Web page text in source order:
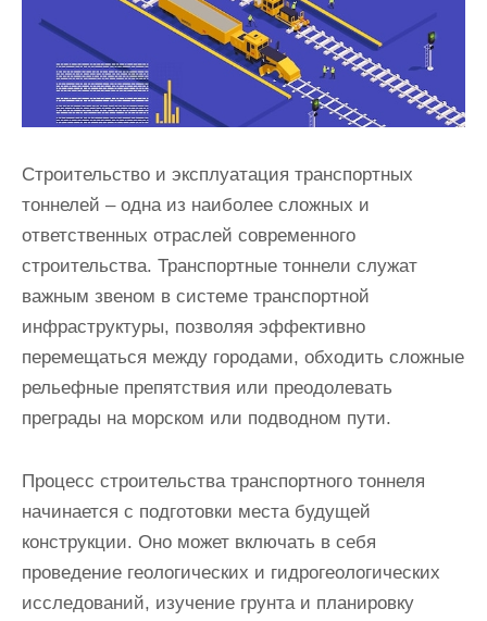
Строительство и эксплуатация транспортных
тоннелей – одна из наиболее сложных и
ответственных отраслей современного
строительства. Транспортные тоннели служат
важным звеном в системе транспортной
инфраструктуры, позволяя эффективно
перемещаться между городами, обходить сложные
рельефные препятствия или преодолевать
преграды на морском или подводном пути.
Процесс строительства транспортного тоннеля
начинается с подготовки места будущей
конструкции. Оно может включать в себя
проведение геологических и гидрогеологических
исследований, изучение грунта и планировку